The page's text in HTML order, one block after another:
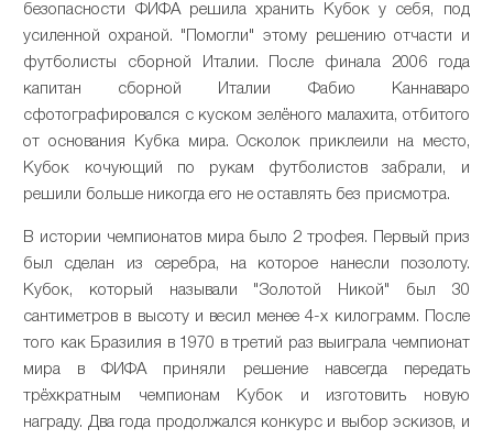
безопасности ФИФА решила хранить Кубок у себя, под
усиленной охраной. "Помогли" этому решению отчасти и
футболисты сборной Италии. После финала 2006 года
капитан сборной Италии Фабио Каннаваро
сфотографировался с куском зелёного малахита, отбитого
от основания Кубка мира. Осколок приклеили на место,
Кубок кочующий по рукам футболистов забрали, и
решили больше никогда его не оставлять без присмотра.
В истории чемпионатов мира было 2 трофея. Первый приз
был сделан из серебра, на которое нанесли позолоту.
Кубок, который называли "Золотой Никой" был 30
сантиметров в высоту и весил менее 4-х килограмм. После
того как Бразилия в 1970 в третий раз выиграла чемпионат
мира в ФИФА приняли решение навсегда передать
трёхкратным чемпионам Кубок и изготовить новую
награду. Два года продолжался конкурс и выбор эскизов, и